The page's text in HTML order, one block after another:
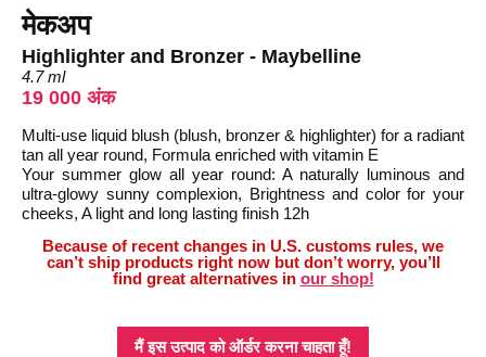
मेकअप
Highlighter and Bronzer - Maybelline
4.7 ml
19 000 अंक
Multi-use liquid blush (blush, bronzer & highlighter) for a radiant
tan all year round, Formula enriched with vitamin E
Your summer glow all year round: A naturally luminous and
ultra-glowy sunny complexion, Brightness and color for your
cheeks, A light and long lasting finish 12h
Because of recent changes in U.S. customs rules, we
can’t ship products right now but don’t worry, you’ll
find great alternatives in our shop!
मैं इस उत्पाद को ऑर्डर करना चाहता हूँ!